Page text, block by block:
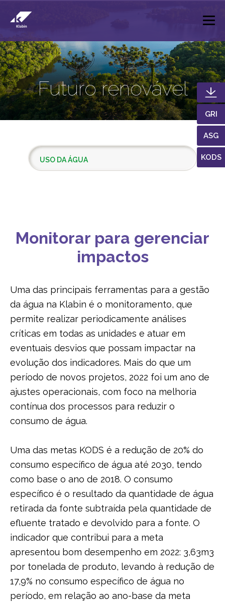
Pular para o Conteúdo principal
Futuro renovável
GRI
ASG
KODS
GESTÃO DE EMISSÕES
USO DA ÁGUA
Monitorar para gerenciar
impactos
Uma das principais ferramentas para a gestão
da água na Klabin é o monitoramento, que
permite realizar periodicamente análises
críticas em todas as unidades e atuar em
eventuais desvios que possam impactar na
evolução dos indicadores. Mais do que um
período de novos projetos, 2022 foi um ano de
ajustes operacionais, com foco na melhoria
contínua dos processos para reduzir o
consumo de água.
Uma das metas KODS é a redução de 20% do
consumo específico de água até 2030, tendo
como base o ano de 2018. O consumo
específico é o resultado da quantidade de água
retirada da fonte subtraída pela quantidade de
efluente tratado e devolvido para a fonte. O
indicador que contribui para a meta
apresentou bom desempenho em 2022: 3,63m3
por tonelada de produto, levando à redução de
17,9% no consumo específico de água no
período, em relação ao ano-base da meta